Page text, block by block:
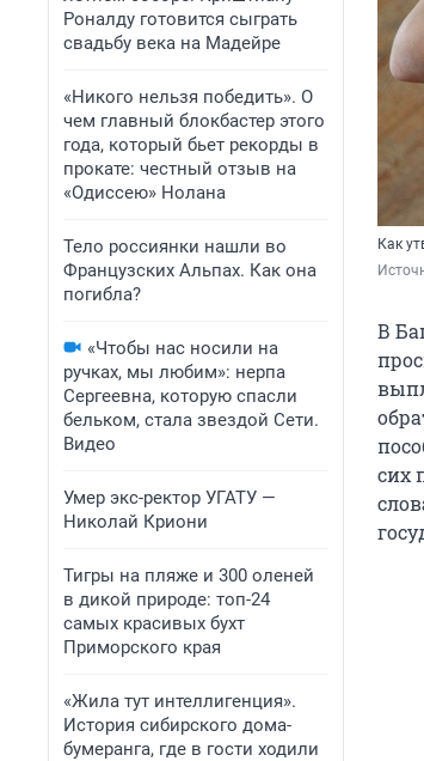
Роналду готовится сыграть
свадьбу века на Мадейре
«Никого нельзя победить». О
чем главный блокбастер этого
года, который бьет рекорды в
прокате: честный отзыв на
«Одиссею» Нолана
Тело россиянки нашли во
Французских Альпах. Как она
погибла?
«Чтобы нас носили на
ручках, мы любим»: нерпа
Сергеевна, которую спасли
бельком, стала звездой Сети.
Видео
Умер экс-ректор УГАТУ —
Николай Криони
Тигры на пляже и 300 оленей
в дикой природе: топ-24
самых красивых бухт
Приморского края
«Жила тут интеллигенция».
История сибирского дома-
бумеранга, где в гости ходили
Как
В
сих